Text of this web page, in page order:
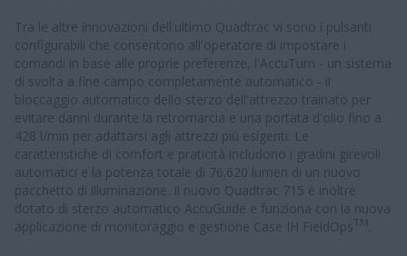
Tra le altre innovazioni dell'ultimo Quadtrac vi sono i pulsanti
configurabili che consentono all'operatore di impostare i
comandi in base alle proprie preferenze, l'AccuTurn - un sistema
di svolta a fine campo completamente automatico - il
bloccaggio automatico dello sterzo dell'attrezzo trainato per
evitare danni durante la retromarcia e una portata d'olio fino a
428 l/min per adattarsi agli attrezzi più esigenti. Le
caratteristiche di comfort e praticità includono i gradini girevoli
automatici e la potenza totale di 76.620 lumen di un nuovo
pacchetto di illuminazione. Il nuovo Quadtrac 715 è inoltre
dotato di sterzo automatico AccuGuide e funziona con la nuova
applicazione di monitoraggio e gestione Case IH FieldOps TM